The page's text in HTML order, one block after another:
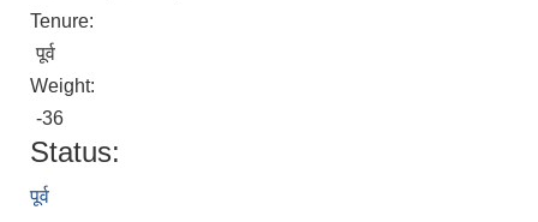
Tenure:
पूर्व
Weight:
-36
Status:
पूर्व